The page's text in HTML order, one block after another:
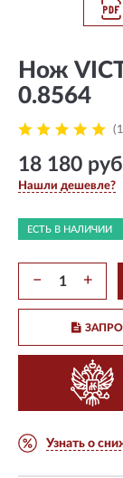
Нож
0.8564
18 180
Нашли дешевле?
ЕСТЬ В НАЛИЧИИ
− +
Узнать о